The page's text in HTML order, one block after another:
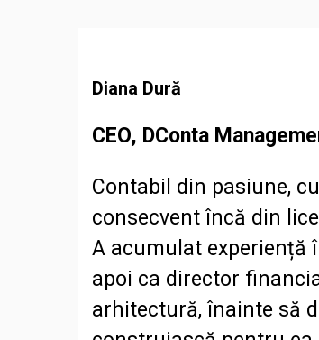
Diana Dură
CEO, DConta
Contabil din pasiune,
consecvent încă din
A acumulat experiență
apoi ca director
arhitectură, înainte să